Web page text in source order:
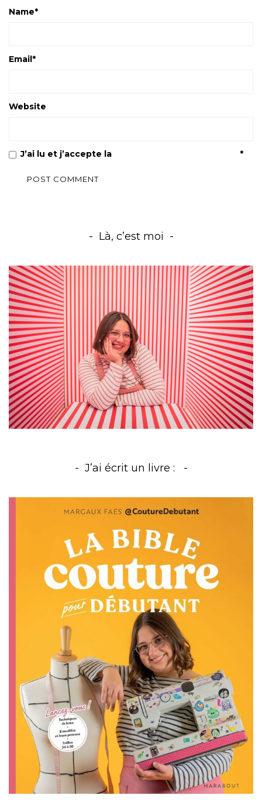
Name*
Email*
Website
J’ai lu et j’accepte la *
Là, c’est moi
J’ai écrit un livre :